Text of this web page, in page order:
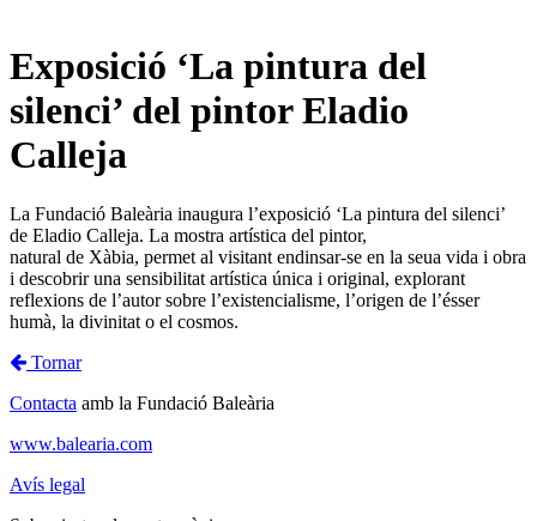
Exposició ‘La pintura del
silenci’ del pintor Eladio
Calleja
La Fundació Baleària inaugura l’exposició ‘La pintura del silenci’
de Eladio Calleja. La mostra artística del pintor,
natural de Xàbia, permet al visitant endinsar-se en la seua vida i obra
i descobrir una sensibilitat artística única i original, explorant
reflexions de l’autor sobre l’existencialisme, l’origen de l’ésser
humà, la divinitat o el cosmos.
Tornar
Contacta amb la Fundació Baleària
www.balearia.com
Avís legal